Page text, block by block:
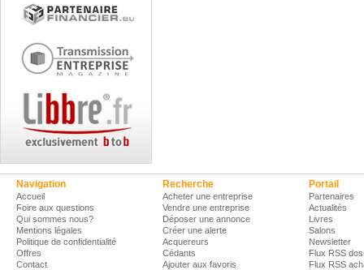
Navigation
Accueil
Foire aux questions
Qui sommes nous?
Mentions légales
Politique de confidentialité
Offres
Contact
Recherche
Acheter une entreprise
Vendre une entreprise
Déposer une annonce
Créer une alerte
Acquereurs
Cédants
Ajouter aux favoris
Portail
Partenaires
Actualités
Livres
Salons
Newsletter
Flux RSS
Flux RSS